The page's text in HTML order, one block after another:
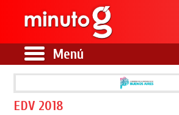
Menú
EDV 2018